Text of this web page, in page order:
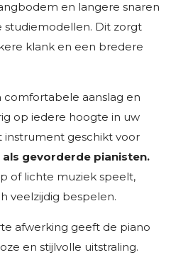
en langere snaren
studiemodellen. Dit zorgt
klank en een bredere
aanslag en
op iedere hoogte in uw
instrument geschikt voor
gevorderde pianisten.
of lichte muziek speelt,
veelzijdig bespelen.
afwerking geeft de piano
en stijlvolle uitstraling.